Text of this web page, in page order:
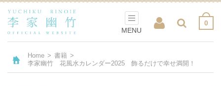
0
MENU
Home > 書籍 >
李家幽竹 花風水カレンダー2025 飾るだけで幸せ満開！